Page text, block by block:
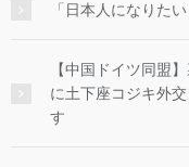
「日本人になりた
【中国ドイツ同盟
に土下座コジキ外
す